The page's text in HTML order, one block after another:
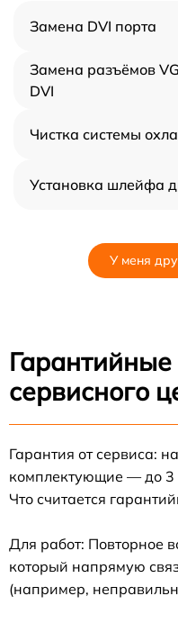
Замена DVI порта
Замена разъёмов
DVI
Чистка системы
Установка шлейфа
У меня
Гарантийные
сервисного
Гарантия от сервиса:
комплектующие — до 3
Что считается
Для работ: Повторное
который напрямую
(например,